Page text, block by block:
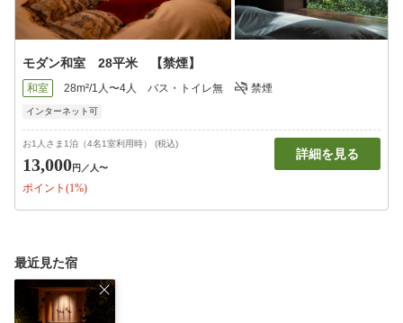
モダン和室 28平米 【禁煙】
和室 28m²/1人〜4人 バス・トイレ無 禁煙
インターネット可
お1人さま1泊（4名1室利用時） (税込)
13,000円 ／人〜
ポイント(1%)
詳細を見る
最近見た宿